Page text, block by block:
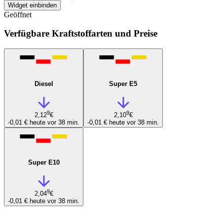
Widget einbinden
Geöffnet
Verfügbare Kraftstoffarten und Preise
Diesel
2,129€
-0,01 € heute vor 38 min.
Super E5
2,109€
-0,01 € heute vor 38 min.
Super E10
2,049€
-0,01 € heute vor 38 min.